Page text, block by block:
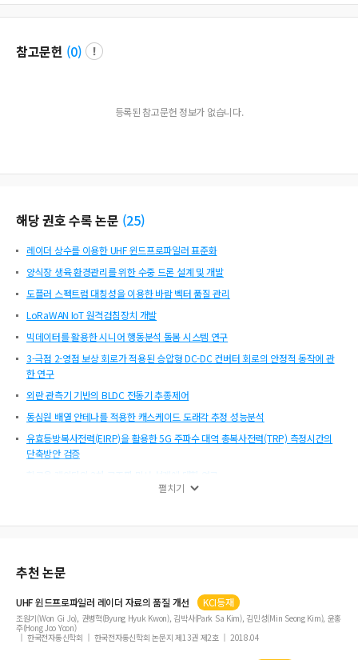
참고문헌 (0)
등록된 참고문헌 정보가 없습니다.
해당 권호 수록 논문 (25)
레이더 상수를 이용한 UHF 윈드프로파일러 표준화
양식장 생육 환경관리를 위한 수중 드론 설계 및 개발
도플러 스펙트럼 대칭성을 이용한 바람 벡터 품질 관리
LoRaWAN IoT 원격검침장치 개발
빅데이터를 활용한 시니어 행동분석 돌봄 시스템 연구
3-극점 2-영점 보상 회로가 적용된 승압형 DC-DC 컨버터 회로의 안정적 동작에 관
한 연구
외란 관측기 기반의 BLDC 전동기 추종제어
동심원 배열 안테나를 적용한 캐스케이드 도래각 추정 성능분석
유효등방복사전력(EIRP)을 활용한 5G 주파수 대역 총복사전력(TRP) 측정시간의
단축방안 검증
항공용 레이다의 3차 고조파 믹서 설계에 대한 연구
5G 시스템에서 상관 정보원의 비직교 다중접속을 위한 음수의 상관관계 계수 B2S
키값 동기된 혼돈계를 이용한 IoT의 보안채널 설계
부품단종관리 효용성 분석을 위한 회피비용 및 총수명주기비용에 대한 연구
CCN을 활용한 군 정보통신망 효율성 향상 방안
초단파 대역의 표적 반사 신호 시험 및 분석에 대한 연구
펼치기
추천 논문
UHF윈드프로파일러 레이더 자료의 품질 개선 KCI등재
조원기(Won Gi Jo), 권병혁(Byung Hyuk Kwon), 김박사(Park Sa Kim), 김민성(Min Seong Kim), 윤홍
주(Hong Joo Yoon)
한국전자통신학회
한국전자통신학회 논문지 제13권 제2호 2018.04